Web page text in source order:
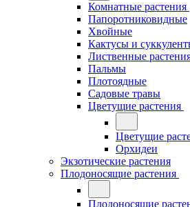
Комнатные растения
Папоротниковидные
Хвойные
Кактусы и
Лиственные
Пальмы
Плотоядные
Садовые травы
Цветущие растения
Цветущие
Орхидеи
Экзотические растения
Плодоносящие растения
Плодоносящие